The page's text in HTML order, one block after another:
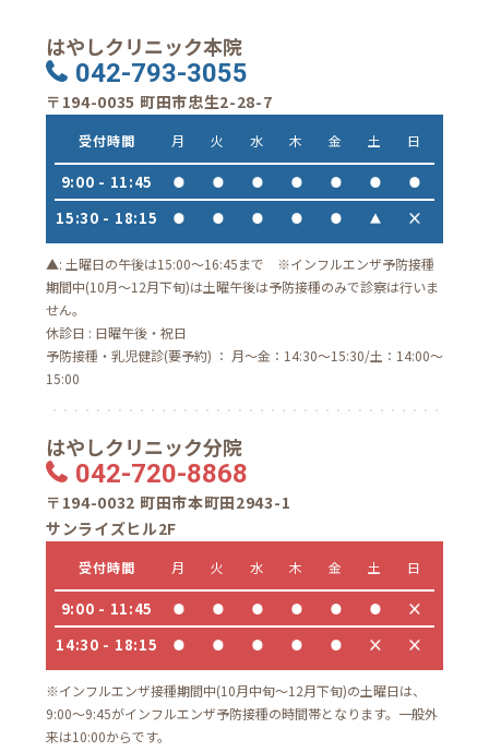
はやしクリニック本院
042-793-3055
〒194-0035 町田市忠生2-28-7
受付時間 月 火 水 木 金 土 日
9:00 - 11:45
15:30 - 18:15
▲: 土曜日の午後は15:00～16:45まで ※インフルエンザ予防接種
期間中(10月～12月下旬)は土曜午後は予防接種のみで診察は行いま
せん。
休診日 : 日曜午後・祝日
予防接種・乳児健診(要予約) ： 月～金：14:30～15:30/土：14:00～
15:00
はやしクリニック分院
042-720-8868
〒194-0032 町田市本町田2943-1
サンライズヒル2F
受付時間 月 火 水 木 金 土 日
9:00 - 11:45
14:30 - 18:15
※インフルエンザ接種期間中(10月中旬～12月下旬)の土曜日は、
9:00～9:45がインフルエンザ予防接種の時間帯となります。一般外
来は10:00からです。